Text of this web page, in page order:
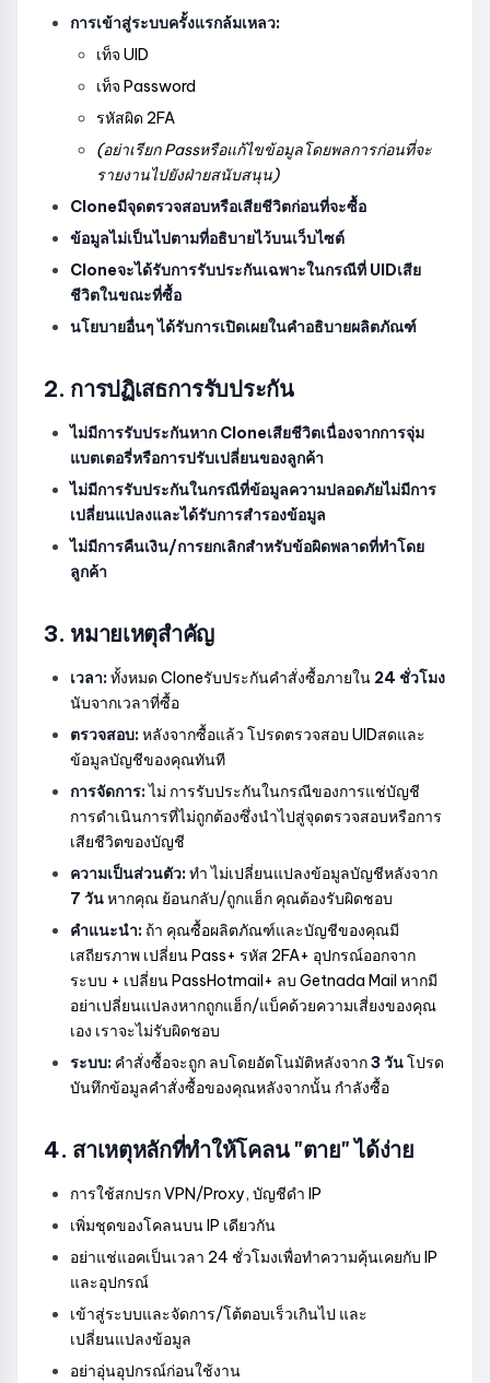
การเข้าสู่ระบบครั้งแรกล้มเหลว:
เท็จ UID
เท็จ Password
รหัสผิด 2FA
(อย่าเรียก Passหรือแก้ไขข้อมูลโดยพลการก่อนที่จะ
รายงานไปยังฝ่ายสนับสนุน)
Cloneมีจุดตรวจสอบหรือเสียชีวิตก่อนที่จะซื้อ
ข้อมูลไม่เป็นไปตามที่อธิบายไว้บนเว็บไซต์
Cloneจะได้รับการรับประกันเฉพาะในกรณีที่ UIDเสีย
ชีวิตในขณะที่ซื้อ
นโยบายอื่นๆ ได้รับการเปิดเผยในคำอธิบายผลิตภัณฑ์
2. การปฏิเสธการรับประกัน
ไม่มีการรับประกันหาก Cloneเสียชีวิตเนื่องจากการจุ่ม
แบตเตอรี่หรือการปรับเปลี่ยนของลูกค้า
ไม่มีการรับประกันในกรณีที่ข้อมูลความปลอดภัยไม่มีการ
เปลี่ยนแปลงและได้รับการสำรองข้อมูล
ไม่มีการคืนเงิน/การยกเลิกสำหรับข้อผิดพลาดที่ทำโดย
ลูกค้า
3. หมายเหตุสำคัญ
เวลา:ทั้งหมด Cloneรับประกันคำสั่งซื้อภายใน 24 ชั่วโมง
นับจากเวลาที่ซื้อ
ตรวจสอบ:หลังจากซื้อแล้ว โปรดตรวจสอบ UIDสดและ
ข้อมูลบัญชีของคุณทันที
การจัดการ:ไม่ การรับประกันในกรณีของการแช่บัญชี
การดำเนินการที่ไม่ถูกต้องซึ่งนำไปสู่จุดตรวจสอบหรือการ
เสียชีวิตของบัญชี
ความเป็นส่วนตัว:ทำ ไม่เปลี่ยนแปลงข้อมูลบัญชีหลังจาก
7 วันหากคุณ ย้อนกลับ/ถูกแฮ็ก คุณต้องรับผิดชอบ
คำแนะนำ: ถ้า คุณซื้อผลิตภัณฑ์และบัญชีของคุณมี
เสถียรภาพ เปลี่ยน Pass+ รหัส 2FA+ อุปกรณ์ออกจาก
ระบบ + เปลี่ยน PassHotmail+ ลบ Getnada Mail หากมี
อย่าเปลี่ยนแปลงหากถูกแฮ็ก/แบ็คด้วยความเสี่ยงของคุณ
เอง เราจะไม่รับผิดชอบ
ระบบ: คำสั่งซื้อจะถูก ลบโดยอัตโนมัติหลังจาก3 วันโปรด
บันทึกข้อมูลคำสั่งซื้อของคุณหลังจากนั้น กำลังซื้อ
4. สาเหตุหลักที่ทำให้โคลน "ตาย" ได้ง่าย
การใช้สกปรก VPN/Proxy, บัญชีดำ IP
เพิ่มชุดของโคลนบน IP เดียวกัน
อย่าแช่แอคเป็นเวลา 24 ชั่วโมงเพื่อทำความคุ้นเคยกับ IP
และอุปกรณ์
เข้าสู่ระบบและจัดการ/โต้ตอบเร็วเกินไป และ
เปลี่ยนแปลงข้อมูล
อย่าอุ่นอุปกรณ์ก่อนใช้งาน